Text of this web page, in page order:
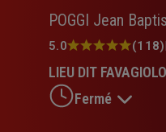
POGGI Jean
Note
5.0
sur
5
5.0 (118)
LIEU DIT
Fermé